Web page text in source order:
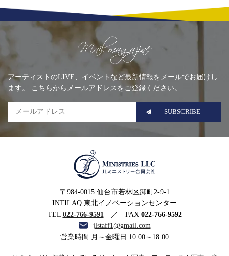
アーティストのLIVE、イベントなど最新情報をメールでお届けし
ます。 こちらからメールアドレスをご登録ください。
SUBSCRIBE
ストリー合同会社
〒984-0015 仙台市若林区卸町2-9-1
INTILAQ 東北イノベーションセンター
TEL 022-766-9591／ FAX 022-766-9592
jlstaff1@gmail.com
営業時間 月～金曜日 10:00～18:00